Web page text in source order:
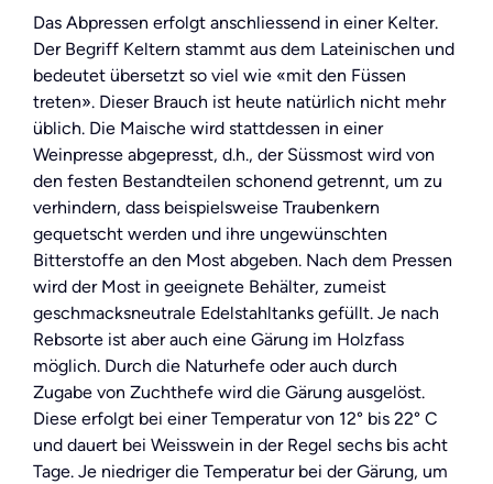
Das Abpressen erfolgt anschliessend in einer Kelter.
Der Begriff Keltern stammt aus dem Lateinischen und
bedeutet übersetzt so viel wie «mit den Füssen
treten». Dieser Brauch ist heute natürlich nicht mehr
üblich. Die Maische wird stattdessen in einer
Weinpresse abgepresst, d.h., der Süssmost wird von
den festen Bestandteilen schonend getrennt, um zu
verhindern, dass beispielsweise Traubenkern
gequetscht werden und ihre ungewünschten
Bitterstoffe an den Most abgeben. Nach dem Pressen
wird der Most in geeignete Behälter, zumeist
geschmacksneutrale Edelstahltanks gefüllt. Je nach
Rebsorte ist aber auch eine Gärung im Holzfass
möglich. Durch die Naturhefe oder auch durch
Zugabe von Zuchthefe wird die Gärung ausgelöst.
Diese erfolgt bei einer Temperatur von 12° bis 22° C
und dauert bei Weisswein in der Regel sechs bis acht
Tage. Je niedriger die Temperatur bei der Gärung, um